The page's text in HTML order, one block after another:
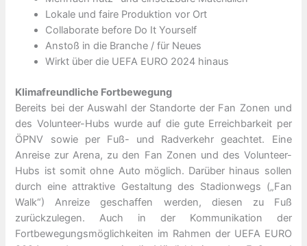
Lokale und faire Produktion vor Ort
Collaborate before Do It Yourself
Anstoß in die Branche / für Neues
Wirkt über die UEFA EURO 2024 hinaus
Klimafreundliche Fortbewegung
Bereits bei der Auswahl der Standorte der Fan Zonen und
des Volunteer-Hubs wurde auf die gute Erreichbarkeit per
ÖPNV sowie per Fuß- und Radverkehr geachtet. Eine
Anreise zur Arena, zu den Fan Zonen und des Volunteer-
Hubs ist somit ohne Auto möglich. Darüber hinaus sollen
durch eine attraktive Gestaltung des Stadionwegs („Fan
Walk“) Anreize geschaffen werden, diesen zu Fuß
zurückzulegen. Auch in der Kommunikation der
Fortbewegungsmöglichkeiten im Rahmen der UEFA EURO